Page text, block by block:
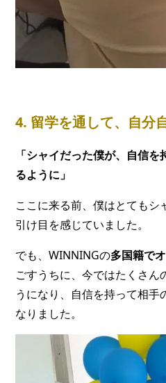
4. 留学を通して、自分
「シャイだった僕が、自信
るように」
ここに来る前、僕はとてもシ
引け目を感じていました。
でも、WINNINGの多国籍で
ごすうちに、今ではたくさん
うになり、自信を持って相
なりました。